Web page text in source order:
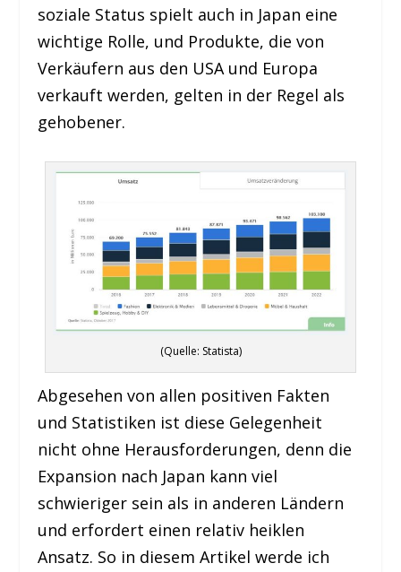
soziale Status spielt auch in Japan eine
wichtige Rolle, und Produkte, die von
Verkäufern aus den USA und Europa
verkauft werden, gelten in der Regel als
gehobener.
(Quelle: Statista)
Abgesehen von allen positiven Fakten
und Statistiken ist diese Gelegenheit
nicht ohne Herausforderungen, denn die
Expansion nach Japan kann viel
schwieriger sein als in anderen Ländern
und erfordert einen relativ heiklen
Ansatz. So in diesem Artikel werde ich